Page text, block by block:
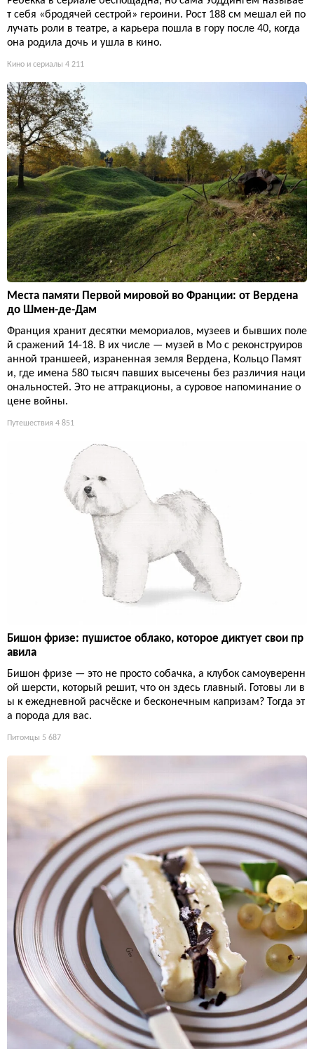
т себя «бродячей сестрой» героини. Рост 188 см мешал ей по
лучать роли в театре, а карьера пошла в гору после 40, когда
она родила дочь и ушла в кино.
Кино и сериалы 4 211
Места памяти Первой мировой во Франции: от Вердена
до Шмен-де-Дам
Франция хранит десятки мемориалов, музеев и бывших поле
й сражений 14-18. В их числе — музей в Мо с реконструиров
анной траншеей, израненная земля Вердена, Кольцо Памят
и, где имена 580 тысяч павших высечены без различия наци
ональностей. Это не аттракционы, а суровое напоминание о
цене войны.
Путешествия 4 851
Бишон фризе: пушистое облако, которое диктует свои пр
авила
Бишон фризе — это не просто собачка, а клубок самоуверенн
ой шерсти, который решит, что он здесь главный. Готовы ли в
ы к ежедневной расчёске и бесконечным капризам? Тогда эт
а порода для вас.
Питомцы 5 687